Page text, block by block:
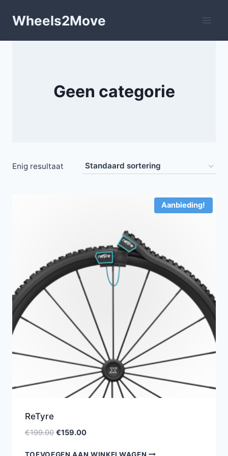
naarWheels2Move
Geen categorie
Enig resultaat
Aanbieding!
ReTyre
€199.00 Oorspronkelijke
€159.00Huidige
TOEVOEGEN AAN WINKELWAGEN